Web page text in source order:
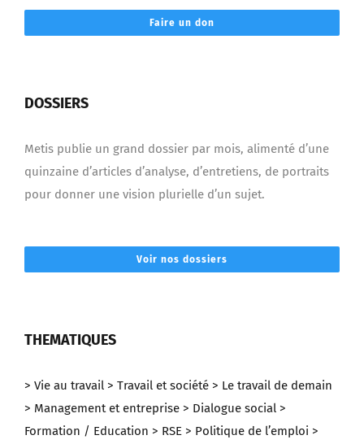
Faire un don
DOSSIERS
Metis publie un grand dossier par mois, alimenté d’une
quinzaine d’articles d’analyse, d’entretiens, de portraits
pour donner une vision plurielle d’un sujet.
Voir nos dossiers
THEMATIQUES
> Vie au travail > Travail et société > Le travail de demain
> Management et entreprise > Dialogue social >
Formation / Education > RSE > Politique de l’emploi >